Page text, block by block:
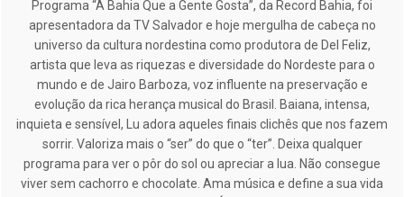
Programa “A Bahia Que a Gente Gosta”, da Record Bahia, foi
apresentadora da TV Salvador e hoje mergulha de cabeça no
universo da cultura nordestina como produtora de Del Feliz,
artista que leva as riquezas e diversidade do Nordeste para o
mundo e de Jairo Barboza, voz influente na preservação e
evolução da rica herança musical do Brasil. Baiana, intensa,
inquieta e sensível, Lu adora aqueles finais clichês que nos fazem
sorrir. Valoriza mais o “ser” do que o “ter”. Deixa qualquer
programa para ver o pôr do sol ou apreciar a lua. Não consegue
viver sem cachorro e chocolate. Ama música e define a sua vida